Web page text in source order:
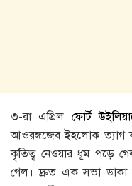
৩-রা এপ্রিল ফোর্ট
আওরঙ্গজেব ইহলোক ত্যাগ
কৃতিত্ব নেওয়ার ধূম পড়ে
গেল। দ্রুত এক সভা ডাকা